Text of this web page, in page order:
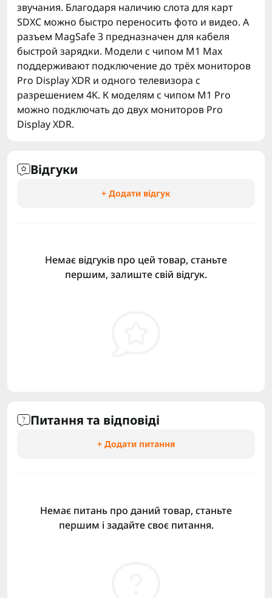
звучания. Благодаря наличию слота для карт
SDXC можно быстро переносить фото и видео. А
разъем MagSafe 3 предназначен для кабеля
быстрой зарядки. Модели с чипом M1 Max
поддерживают подключение до трёх мониторов
Pro Display XDR и одного телевизора с
разрешением 4K. К моделям с чипом M1 Pro
можно подключать до двух мониторов Pro
Display XDR.
Відгуки
+ Додати відгук
Немає відгуків про цей товар, станьте
першим, залиште свій відгук.
Питання та відповіді
+ Додати питання
Немає питань про даний товар, станьте
першим і задайте своє питання.